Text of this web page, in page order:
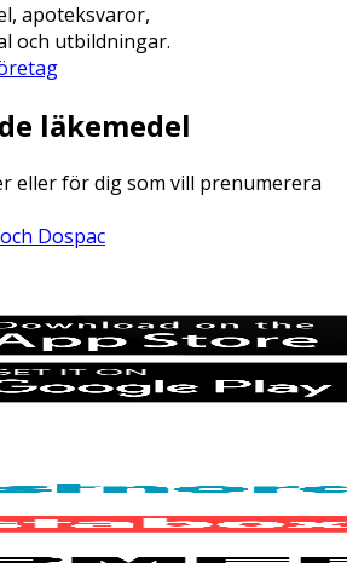
apoteksvaror,
och utbildningar.
läkemedel
eller för dig som vill prenumerera
Dospac